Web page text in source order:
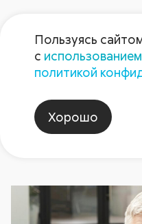
Пользуясь
с
политикой
Хорошо